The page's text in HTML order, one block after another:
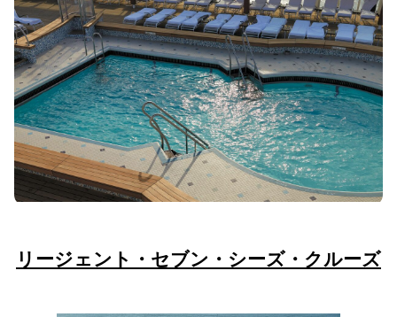
リージェント・セブン・シーズ・クルーズ